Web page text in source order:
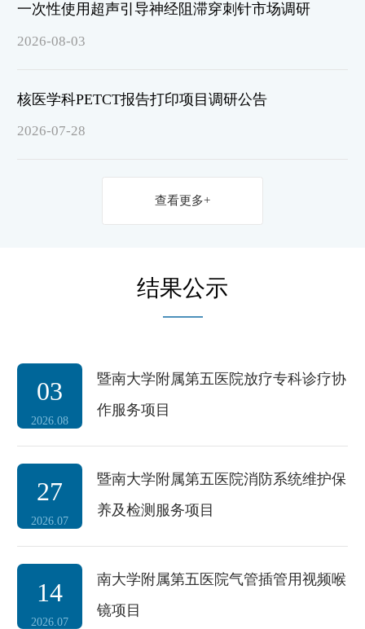
一次性使用超声引导神经阻滞穿刺针市场调研
2026-08-03
核医学科PETCT报告打印项目调研公告
2026-07-28
查看更多+
结果公示
03
2026.08
暨南大学附属第五医院放疗专科诊疗协
作服务项目
27
2026.07
暨南大学附属第五医院消防系统维护保
养及检测服务项目
14
2026.07
南大学附属第五医院气管插管用视频喉
镜项目